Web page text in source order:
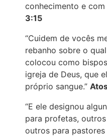
conhecimento e com
3:15
“Cuidem de vocês
rebanho sobre o
colocou como
igreja de Deus, que
próprio sangue.”
“E ele designou
para profetas,
outros para